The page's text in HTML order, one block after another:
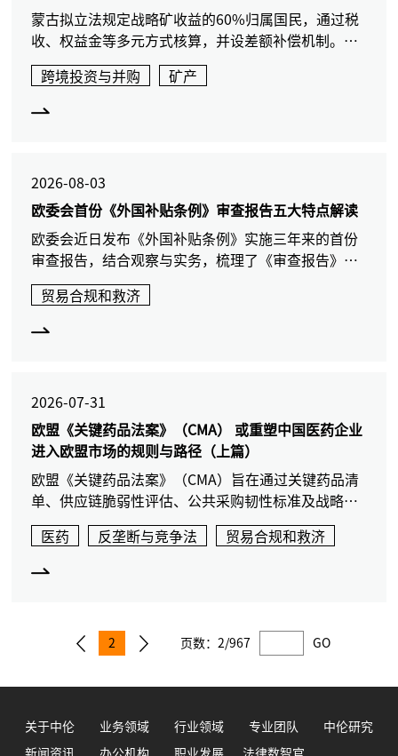
蒙古拟立法规定战略矿收益的60%归属国民，通过税
收、权益金等多元方式核算，并设差额补偿机制。此
举将重塑矿业投资格局。本文将介绍战略矿法律制
度，并结合蒙古矿业项目实际，分析改革趋势。
跨境投资与并购 矿产
2026-08-03
欧委会首份《外国补贴条例》审查报告五大特点解读
欧委会近日发布《外国补贴条例》实施三年来的首份
审查报告，结合观察与实务，梳理了《审查报告》五
大亮点，为中国企业面临外国补贴审查提供进一步极
具现实意义的参考。
贸易合规和救济
2026-07-31
欧盟《关键药品法案》（CMA） 或重塑中国医药企业
进入欧盟市场的规则与路径（上篇）
欧盟《关键药品法案》（CMA）旨在通过关键药品清
单、供应链脆弱性评估、公共采购韧性标准及战略项
目等工具，提升欧盟医药供应链安全。该法案将改变
中国医药企业进入欧盟市场的规则，从单纯的价格质
量竞争转向供应链韧性证明。企业需提前建立供应链
医药 反垄断与竞争法 贸易合规和救济
2 页数： 2/967 GO
关于中伦 业务领域 行业领域 专业团队 中伦研究
新闻资讯 办公机构 职业发展 法律数智官